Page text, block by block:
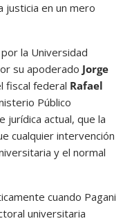
justicia en un mero
la Universidad
su apoderado Jorge
fiscal federal Rafael
Público
jurídica actual, que la
cualquier intervención
y el normal
cuando Pagani
universitaria